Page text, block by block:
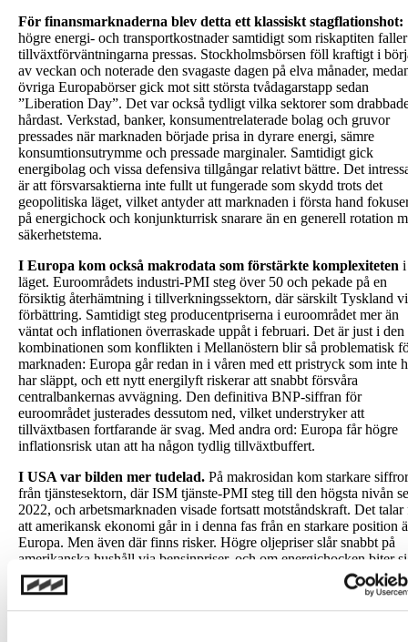
För finansmarknaderna blev detta ett klassiskt stagflationshot:
högre energi- och transportkostnader samtidigt som riskaptiten
tillväxtförväntningarna pressas. Stockholmsbörsen föll kraftigt i
av veckan och noterade den svagaste dagen på elva månader,
övriga Europabörser gick mot sitt största tvådagarstapp sedan
”Liberation Day”. Det var också tydligt vilka sektorer som
hårdast. Verkstad, banker, konsumentrelaterade bolag och gruvor
pressades när marknaden började prisa in dyrare energi, sämre
konsumtionsutrymme och pressade marginaler. Samtidigt gick
energibolag och vissa defensiva tillgångar relativt bättre. Det
är att försvarsaktierna inte fullt ut fungerade som skydd trots det
geopolitiska läget, vilket antyder att marknaden i första hand
på energichock och konjunkturrisk snarare än en generell rotation
säkerhetstema.
I Europa kom också makrodata som förstärkte komplexiteten i
läget. Euroområdets industri-PMI steg över 50 och pekade på en
försiktig återhämtning i tillverkningssektorn, där särskilt Tyskland
förbättring. Samtidigt steg producentpriserna i euroområdet mer än
väntat och inflationen överraskade uppåt i februari. Det är just i den
kombinationen som konflikten i Mellanöstern blir så problematisk
marknaden: Europa går redan in i våren med ett pristryck som inte
har släppt, och ett nytt energilyft riskerar att snabbt försvåra
centralbankernas avvägning. Den definitiva BNP-siffran för
euroområdet justerades dessutom ned, vilket understryker att
tillväxtbasen fortfarande är svag. Med andra ord: Europa får högre
inflationsrisk utan att ha någon tydlig tillväxtbuffert.
I USA var bilden mer tudelad. På makrosidan kom starkare siffror
från tjänstesektorn, där ISM tjänste-PMI steg till den högsta nivån
2022, och arbetsmarknaden visade fortsatt motståndskraft. Det talar
att amerikansk ekonomi går in i denna fas från en starkare position
Europa. Men även där finns risker. Högre oljepriser slår snabbt på
amerikanska hushåll via bensinpriser, och om energichocken biter
fast kan det påverka både inflation och sentiment. Samtidigt
Trumpregeringens parallella tullbesked ytterligare osäkerhet,
marknaden redan försöker avgöra om den geopolitiska chocken är